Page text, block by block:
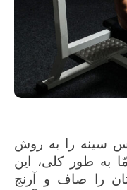
سینه را به روش
به طور کلی، این
را صاف و آرنج